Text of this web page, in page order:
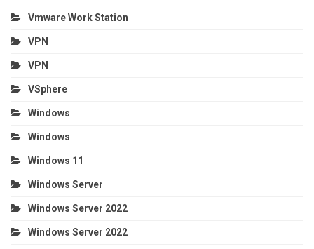
Vmware Work Station
VPN
VPN
VSphere
Windows
Windows
Windows 11
Windows Server
Windows Server 2022
Windows Server 2022